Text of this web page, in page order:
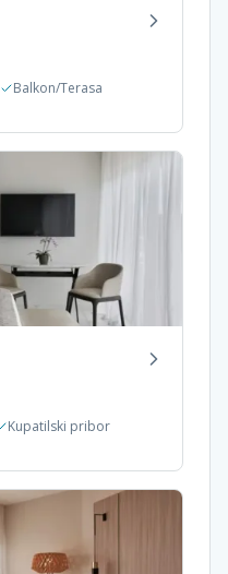
Balkon/Terasa
Kupatilski pribor